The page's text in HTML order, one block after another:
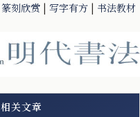
篆刻欣赏 | 写字有方 | 书法教材
相关文章